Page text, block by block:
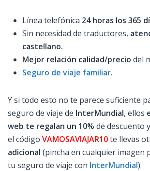
Línea telefónica 24 horas los 365
Sin necesidad de traductores,
castellano.
Mejor relación calidad/precio del
Seguro de viaje familiar.
Y si todo esto no te parece suficiente
seguro de viaje de InterMundial, ellos
web te regalan un 10% de descuento
el código VAMOSAVIAJAR10te llevas
adicional (pincha en cualquier imagen
tu seguro de viaje con InterMundial).